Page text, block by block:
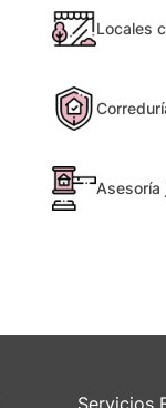
Locales
Asesoría
Servicios